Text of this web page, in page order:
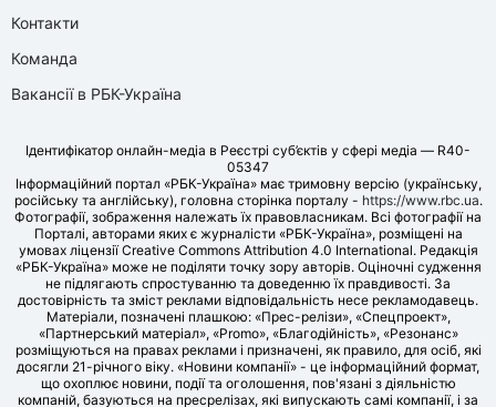
Контакти
Команда
Вакансії в РБК-Україна
Ідентифікатор онлайн-медіа в Реєстрі суб’єктів у сфері медіа — R40-
05347
Інформаційний портал «РБК-Україна» має тримовну версію (українську,
російську та англійську), головна сторінка порталу - https://www.rbc.ua.
Фотографії, зображення належать їх правовласникам. Всі фотографії на
Порталі, авторами яких є журналісти «РБК-Україна», розміщені на
умовах ліцензії Creative Commons Attribution 4.0 International. Редакція
«РБК-Україна» може не поділяти точку зору авторів. Оціночні судження
не підлягають спростуванню та доведенню їх правдивості. За
достовірність та зміст реклами відповідальність несе рекламодавець.
Матеріали, позначені плашкою: «Прес-релізи», «Спецпроект»,
«Партнерський матеріал», «Promo», «Благодійність», «Резонанс»
розміщуються на правах реклами і призначені, як правило, для осіб, які
досягли 21-річного віку. «Новини компанії» - це інформаційний формат,
що охоплює новини, події та оголошення, пов'язані з діяльністю
компаній, базуються на пресрелізах, які випускають самі компанії, і за